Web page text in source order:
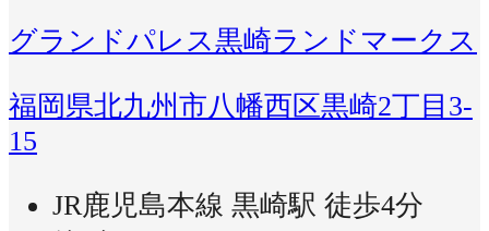
グランドパレス黒崎ランドマークス
福岡県北九州市八幡西区黒崎2丁目3-
15
JR鹿児島本線 黒崎駅 徒歩4分